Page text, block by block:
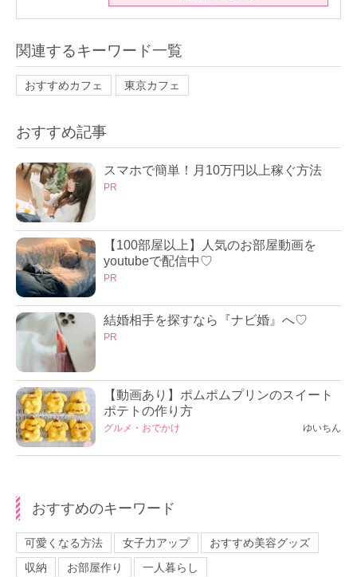
関連するキーワード一覧
おすすめカフェ 東京カフェ
おすすめ記事
スマホで簡単！月10万円以上稼ぐ方法
PR
【100部屋以上】人気のお部屋動画を
youtubeで配信中♡
PR
結婚相手を探すなら『ナビ婚』へ♡
PR
【動画あり】ポムポムプリンのスイート
ポテトの作り方
グルメ・おでかけ ゆいちん
おすすめのキーワード
可愛くなる方法 女子力アップ
おすすめ美容グッズ
収納
お部屋作り
一人暮らし